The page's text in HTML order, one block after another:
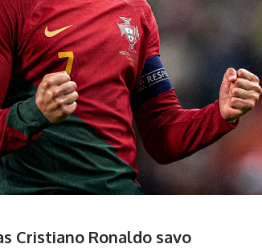
Cristiano Ronaldo savo